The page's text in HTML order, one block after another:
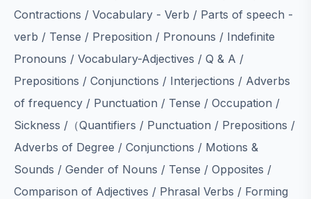
Contractions / Vocabulary - Verb / Parts of speech -
verb / Tense / Preposition / Pronouns / Indefinite
Pronouns / Vocabulary-Adjectives / Q & A /
Prepositions / Conjunctions / Interjections / Adverbs
of frequency / Punctuation / Tense / Occupation /
Sickness /（Quantifiers / Punctuation / Prepositions /
Adverbs of Degree / Conjunctions / Motions &
Sounds / Gender of Nouns / Tense / Opposites /
Comparison of Adjectives / Phrasal Verbs / Forming